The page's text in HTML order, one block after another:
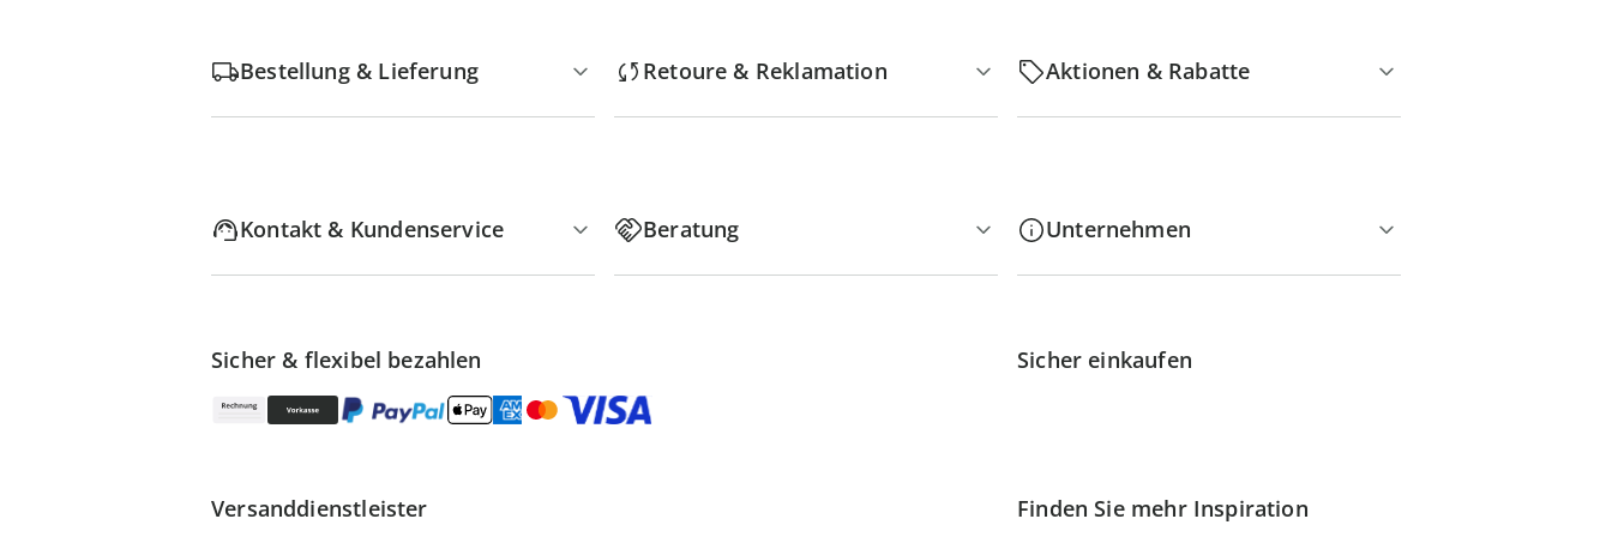
Bestellung & Lieferung Retoure & Reklamation Aktionen & Rabatte
Kontakt & Kundenservice Beratung Unternehmen
Sicher & flexibel bezahlen Sicher einkaufen
Versanddienstleister Finden Sie mehr Inspiration